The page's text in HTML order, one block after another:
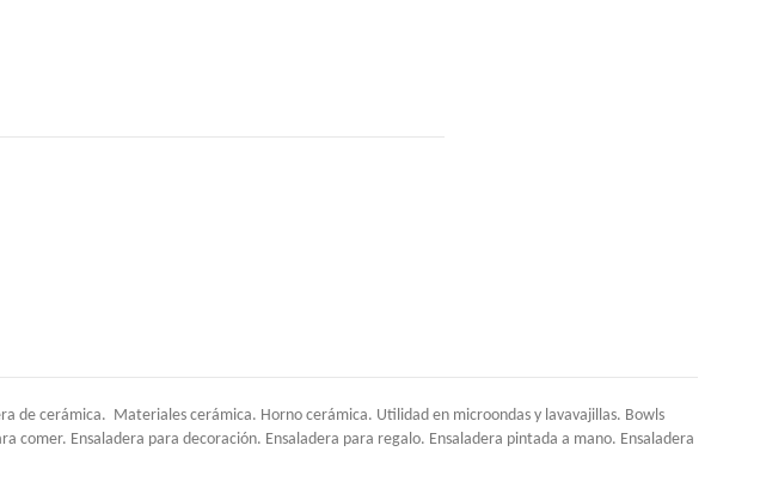
de cerámica. Materiales cerámica. Horno cerámica. Utilidad en microondas y lavavajillas. Bowls
Ensaladera para decoración. Ensaladera para regalo. Ensaladera pintada a mano. Ensaladera